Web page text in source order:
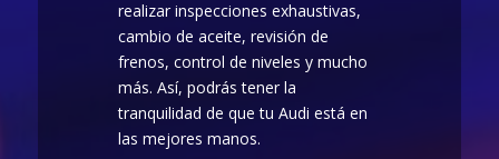
realizar inspecciones exhaustivas,
cambio de aceite, revisión de
frenos, control de niveles y mucho
más. Así, podrás tener la
tranquilidad de que tu Audi está en
las mejores manos.